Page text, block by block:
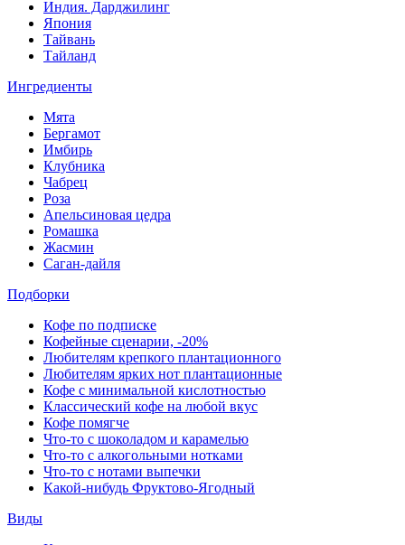
Индия. Дарджилинг
Япония
Тайвань
Тайланд
Ингредиенты
Мята
Бергамот
Имбирь
Клубника
Чабрец
Роза
Апельсиновая цедра
Ромашка
Жасмин
Саган-дайля
Подборки
Кофе по подписке
Кофейные сценарии, -20%
Любителям крепкого плантационного
Любителям ярких нот плантационные
Кофе с минимальной кислотностью
Классический кофе на любой вкус
Кофе помягче
Что-то с шоколадом и карамелью
Что-то с алкогольными нотками
Что-то с нотами выпечки
Какой-нибудь Фруктово-Ягодный
Виды